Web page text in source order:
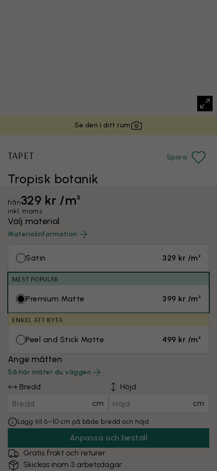
Se den i ditt rum
Tropisk botanik
TAPET Spara
från329 kr /m²
inkl. moms
Välj material
Materialinformation
Satin 329 kr /m²
MEST POPULÄR
Premium Matte 399 kr /m²
ENKEL ATT BYTA
Peel and Stick Matte 499 kr /m²
Ange måtten
Så här mäter du väggen
Bredd
cm
Höjd
cm
Lägg till 6–10 cm på både bredd och höjd
Anpassa och beställ
Gratis frakt och returer
Skickas inom 3 arbetsdagar